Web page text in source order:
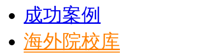
成功案例
海外院校库